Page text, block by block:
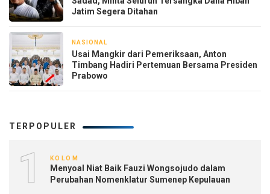
Jatim Segera Ditahan
NASIONAL
Usai Mangkir dari Pemeriksaan, Anton
Timbang Hadiri Pertemuan Bersama Presiden
Prabowo
TERPOPULER
1 KOLOM
Menyoal Niat Baik Fauzi Wongsojudo dalam
Perubahan Nomenklatur Sumenep Kepulauan